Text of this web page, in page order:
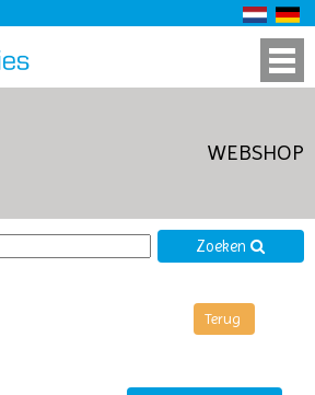
WEBSHOP
Zoeken